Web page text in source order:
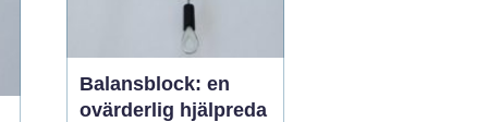
Balansblock: en
ovärderlig hjälpreda